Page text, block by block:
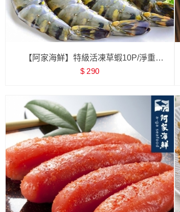
【阿家海鮮】特級活凍草蝦10P/淨重
400g±10%/盒
$ 290